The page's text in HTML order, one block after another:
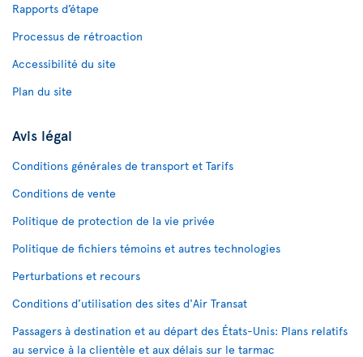
Rapports d’étape
Processus de rétroaction
Accessibilité du site
Plan du site
Avis légal
Conditions générales de transport et Tarifs
Conditions de vente
Politique de protection de la vie privée
Politique de fichiers témoins et autres technologies
Perturbations et recours
Conditions d’utilisation des sites d'Air Transat
Passagers à destination et au départ des États-Unis: Plans relatifs
au service à la clientèle et aux délais sur le tarmac